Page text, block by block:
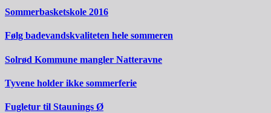
Sommerbasketskole 2016
Følg badevandskvaliteten hele sommeren
Solrød Kommune mangler Natteravne
Tyvene holder ikke sommerferie
Fugletur til Staunings Ø